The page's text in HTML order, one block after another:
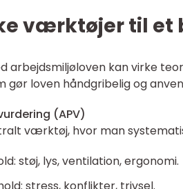
værktøjer til et
arbejdsmiljøloven kan virke
loven håndgribelig og
(APV)
værktøj, hvor man
støj, lys, ventilation, ergonomi.